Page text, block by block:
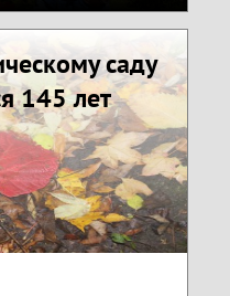
саду
145 лет